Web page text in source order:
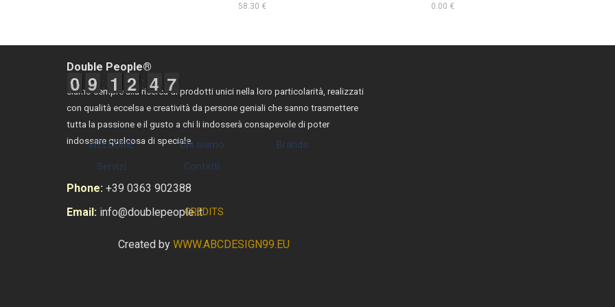
58.30 € 0.00 €
Double People®
siamo sempre alla ricerca di prodotti unici nella loro particolarità, realizzati
con qualità eccelsa e creatività da persone geniali che sanno trasmettere
tutta la passione e il gusto a chi li indosserà consapevole di poter
indossare qualcosa di speciale.
Phone: +39 0363 902388
Email: info@doublepeople.it
9
9
0
0 8
8
9
9 1
1
1
1 1
1
2
2 3
4
4 7
7
8
Salta menù
WELCOME Chi siamo
Brands
Servizi
Contatti
CREDITS
Created by WWW.ABCDESIGN99.EU